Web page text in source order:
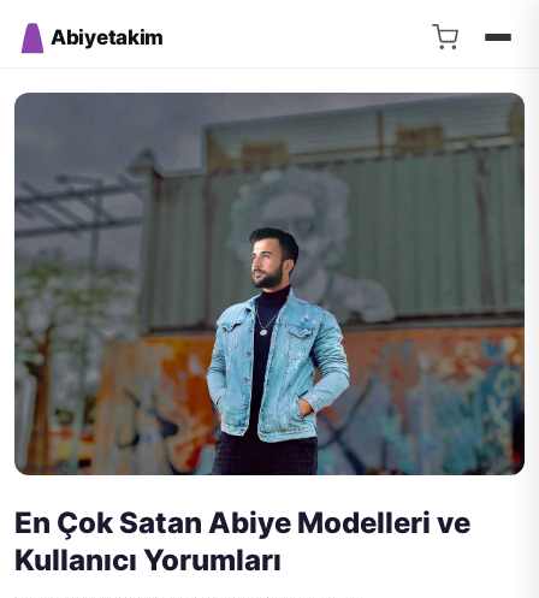
Abiyetakim
En Çok Satan Abiye Modelleri ve
Kullanıcı Yorumları